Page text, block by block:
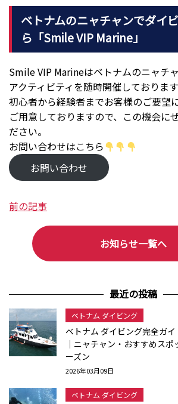
ベトナムのニャチャンでダイ
ら「Smile VIP Marine」
Smile VIP Marineはベトナムのニャチ
アクティビティを随時開催しております
初心者から経験者までお客様のご要望
ご用意しておりますので、この機会に
ださい。
お問い合わせはこちら
お問い合わせ
前の記事
お知らせ一覧へ
最近の投稿
ベトナム ダイビング
ベトナム ダイビング完全ガイ
｜ニャチャン・おすすめス
ーズン
2026年03月09日
ベトナム ダイビング